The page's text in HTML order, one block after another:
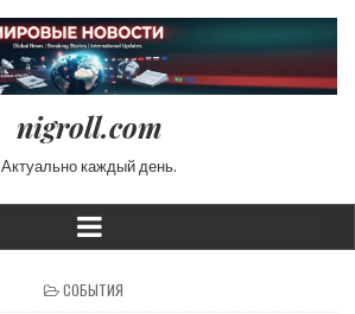
nigroll.com
Актуально каждый день.
POSTED IN
СОБЫТИЯ